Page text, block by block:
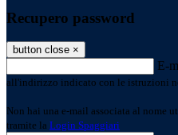
Recupero password
button close ×
E-
all'indirizzo indicato con le istruzioni
Non hai una e-mail associata al nome
tramite la Login Spaggiari